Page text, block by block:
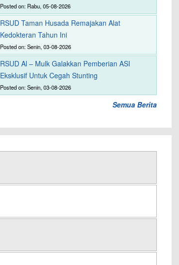
Posted on: Rabu, 05-08-2026
RSUD Taman Husada Remajakan Alat
Kedokteran Tahun Ini
Posted on: Senin, 03-08-2026
RSUD Al – Mulk Galakkan Pemberian ASI
Eksklusif Untuk Cegah Stunting
Posted on: Senin, 03-08-2026
Semua Berita